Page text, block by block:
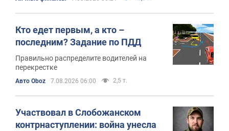
Кто едет первым, а кто –
последним? Задание по ПДД
Правильно распределите водителей на
перекрестке
Авто Oboz 7.08.2026 06:00 2,5 т.
Участвовал в Слобожанском
контрнаступлении: война унесла